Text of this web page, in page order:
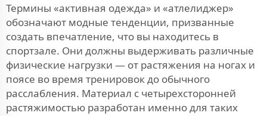
Термины «активная одежда» и «атлелиджер»
обозначают модные тенденции, призванные
создать впечатление, что вы находитесь в
спортзале. Они должны выдерживать различные
физические нагрузки — от растяжения на ногах и
поясе во время тренировок до обычного
расслабления. Материал с четырехсторонней
растяжимостью разработан именно для таких